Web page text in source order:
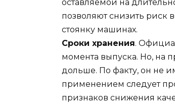
оставляемой на
позволяют снизить риск
стоянку машинах.
Сроки хранения.
момента выпуска. Но, на
дольше. По факту, он не
применением следует
признаков снижения